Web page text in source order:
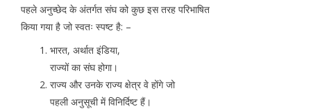
पहले अनुच्छेद के अंतर्गत संघ को कुछ इस तरह परिभाषित
किया गया है जो स्वतः स्पष्ट है: –
भारत, अर्थात इंडिया,
राज्यों का संघ होगा।
राज्य और उनके राज्य क्षेत्र वे होंगे जो
पहली अनुसूची में विनिर्दिष्ट हैं।